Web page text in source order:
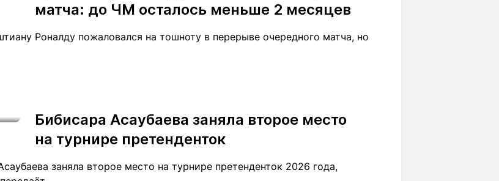
матча: до ЧМ осталось меньше 2 месяцев
Роналду пожаловался на тошноту в перерыве очередного матча, но
Бибисара Асаубаева заняла второе место
на турнире претенденток
заняла второе место на турнире претенденток 2026 года,